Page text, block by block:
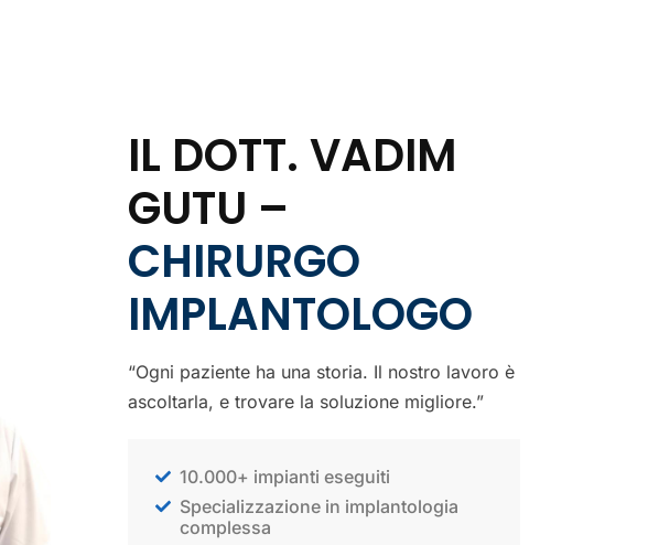
IL DOTT. VADIM
GUTU –
CHIRURGO
IMPLANTOLOGO
“Ogni paziente ha una storia. Il nostro lavoro è
ascoltarla, e trovare la soluzione migliore.”
10.000+ impianti eseguiti
Specializzazione in implantologia
complessa